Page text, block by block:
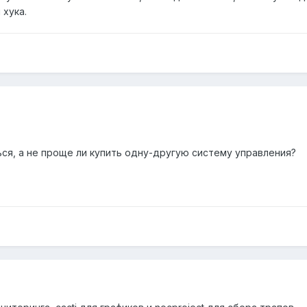
а не проще ли купить одну-другую систему управления?